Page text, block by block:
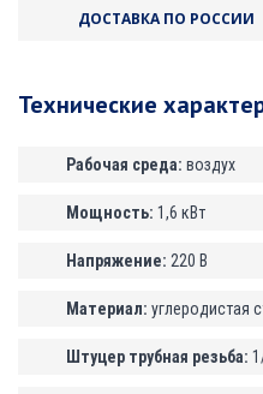
ДОСТАВКА ПО РОССИИ
Технические
Рабочая среда: воздух
Мощность: 1,6 кВт
Напряжение: 220 В
Материал: углеродистая
Штуцер трубная резьба: